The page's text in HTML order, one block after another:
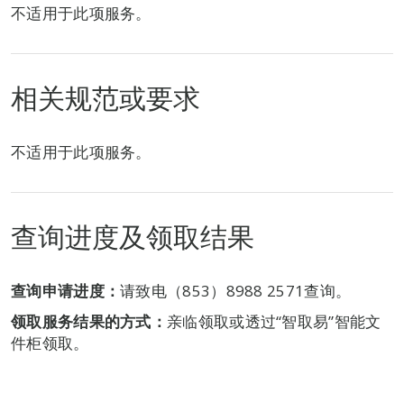
不适用于此项服务。
相关规范或要求
不适用于此项服务。
查询进度及领取结果
查询申请进度：请致电（853）8988 2571查询。
领取服务结果的方式： 亲临领取或透过“智取易”智能文
件柜领取。